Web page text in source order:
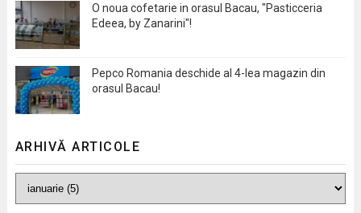
O noua cofetarie in orasul Bacau, "Pasticceria
Edeea, by Zanarini"!
Pepco Romania deschide al 4-lea magazin din
orasul Bacau!
ARHIVĂ ARTICOLE